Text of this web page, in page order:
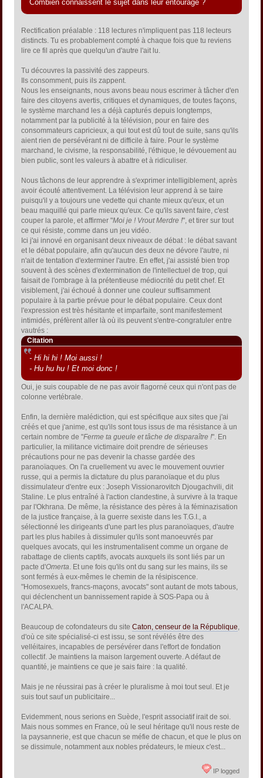
Combien connaissent le sujet dans leur entourage ?
Rectification préalable : 118 lectures n'impliquent pas 118 lecteurs
distincts. Tu es probablement compté à chaque fois que tu reviens
lire ce fil après que quelqu'un d'autre l'ait lu.
Tu découvres la passivité des zappeurs.
Ils consomment, puis ils zappent.
Nous les enseignants, nous avons beau nous escrimer à tâcher d'en
faire des citoyens avertis, critiques et dynamiques, de toutes façons,
le système marchand les a déjà capturés depuis longtemps,
notamment par la publicité à la télévision, pour en faire des
consommateurs capricieux, a qui tout est dû tout de suite, sans qu'ils
aient rien de persévérant ni de difficile à faire. Pour le système
marchand, le civisme, la responsabilité, l'éthique, le dévouement au
bien public, sont les valeurs à abattre et à ridiculiser.
Nous tâchons de leur apprendre à s'exprimer intelligiblement, après
avoir écouté attentivement. La télévision leur apprend à se taire
puisqu'il y a toujours une vedette qui chante mieux qu'eux, et un
beau maquillé qui parle mieux qu'eux. Ce qu'ils savent faire, c'est
couper la parole, et affirmer "Moi je ! Vrout Merdre !", et tirer sur tout
ce qui résiste, comme dans un jeu vidéo.
Ici j'ai innové en organisant deux niveaux de débat : le débat savant
et le débat populaire, afin qu'aucun des deux ne dévore l'autre, ni
n'ait de tentation d'exterminer l'autre. En effet, j'ai assisté bien trop
souvent à des scènes d'extermination de l'intellectuel de trop, qui
faisait de l'ombrage à la prétentieuse médiocrité du petit chef. Et
visiblement, j'ai échoué à donner une couleur suffisamment
populaire à la partie prévue pour le débat populaire. Ceux dont
l'expression est très hésitante et imparfaite, sont manifestement
intimidés, préfèrent aller là où ils peuvent s'entre-congratuler entre
vautrés :
Citation
- Hi hi hi ! Moi aussi !
- Hu hu hu ! Et moi donc !
Oui, je suis coupable de ne pas avoir flagorné ceux qui n'ont pas de
colonne vertébrale.
Enfin, la dernière malédiction, qui est spécifique aux sites que j'ai
créés et que j'anime, est qu'ils sont tous issus de ma résistance à un
certain nombre de "Ferme ta gueule et tâche de disparaître !". En
particulier, la militance victimaire doit prendre de sérieuses
précautions pour ne pas devenir la chasse gardée des
paranoïaques. On l'a cruellement vu avec le mouvement ouvrier
russe, qui a permis la dictature du plus paranoïaque et du plus
dissimulateur d'entre eux : Joseph Vissionarovitch Djougachvili, dit
Staline. Le plus entraîné à l'action clandestine, à survivre à la traque
par l'Okhrana. De même, la résistance des pères à la féminazisation
de la justice française, à la guerre sexiste dans les T.G.I., a
sélectionné les dirigeants d'une part les plus paranoïaques, d'autre
part les plus habiles à dissimuler qu'ils sont manoeuvrés par
quelques avocats, qui les instrumentalisent comme un organe de
rabattage de clients captifs, avocats auxquels ils sont liés par un
pacte d'Omerta. Et une fois qu'ils ont du sang sur les mains, ils se
sont fermés à eux-mêmes le chemin de la résipiscence.
"Homosexuels, francs-maçons, avocats" sont autant de mots tabous,
qui déclenchent un bannissement rapide à SOS-Papa ou à
l'ACALPA.
Beaucoup de cofondateurs du siteCaton, censeur de la République,
d'où ce site spécialisé-ci est issu, se sont révélés être des
velléitaires, incapables de persévérer dans l'effort de fondation
collectif. Je maintiens la maison largement ouverte. A défaut de
quantité, je maintiens ce que je sais faire : la qualité.
Mais je ne réussirai pas à créer le pluralisme à moi tout seul. Et je
suis tout sauf un publicitaire...
Evidemment, nous serions en Suède, l'esprit associatif irait de soi.
Mais nous sommes en France, où le seul héritage qu'il nous reste de
la paysannerie, est que chacun se méfie de chacun, et que le plus on
se dissimule, notamment aux nobles prédateurs, le mieux c'est...
IP logged